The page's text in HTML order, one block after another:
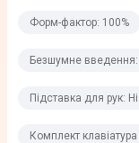
Безшумне введення
Форм-фактор: 100%
Безшумне введення:
Підставка для рук: Ні
Комплект